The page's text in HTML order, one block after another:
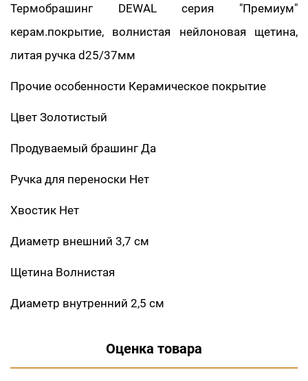
Термобрашинг DEWAL серия "Премиум"
керам.покрытие, волнистая нейлоновая щетина,
литая ручка d25/37мм
Прочие особенности Керамическое покрытие
Цвет Золотистый
Продуваемый брашинг Да
Ручка для переноски Нет
Хвостик Нет
Диаметр внешний 3,7 см
Щетина Волнистая
Диаметр внутренний 2,5 см
Оценка товара